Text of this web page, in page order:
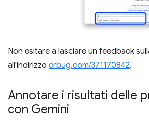
Non esitare a lasciare un feedback
all'indirizzo crbug.com/371170842.
Annotare i risultati delle
con Gemini